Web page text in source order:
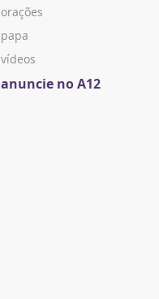
orações
papa
vídeos
anuncie no A12